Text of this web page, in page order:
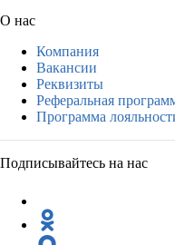
О нас
Компания
Вакансии
Реквизиты
Реферальная
Программа
Подписывайтесь на нас